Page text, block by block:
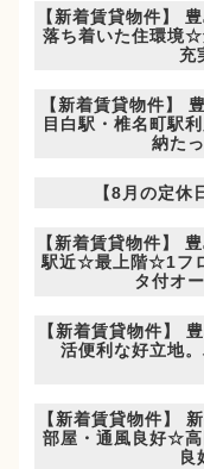
【新着賃貸物件】
落ち着いた住環境
充
【新着賃貸物件】
目白駅・椎名町駅
納た
【8月の定
【新着賃貸物件】
駅近☆最上階☆1フ
タ付オ
【新着賃貸物件】
活便利な好立地
【新着賃貸物件】
部屋・通風良好☆高